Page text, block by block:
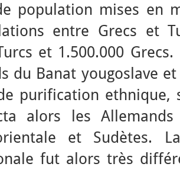
population mises en
entre Grecs et
et 1.500.000
du Banat yougoslave
purification ethnique,
alors les Allemands
et Sudètes.
fut alors très